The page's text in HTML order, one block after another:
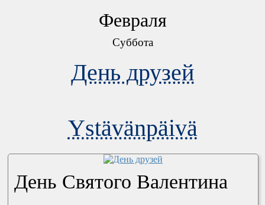
Февраля
Суббота
День друзей
Ystävänpäivä
День Святого Валентина